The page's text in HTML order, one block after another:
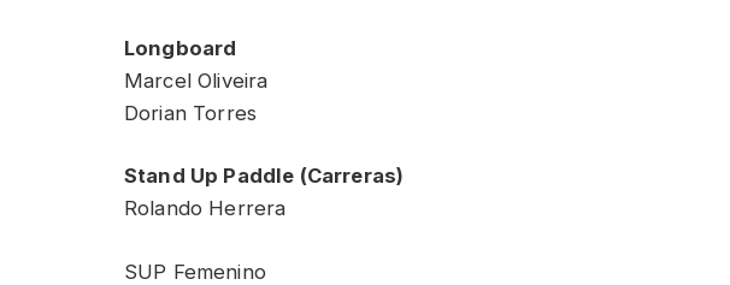
Longboard
Marcel Oliveira
Dorian Torres
Stand Up Paddle (Carreras)
Rolando Herrera
SUP Femenino